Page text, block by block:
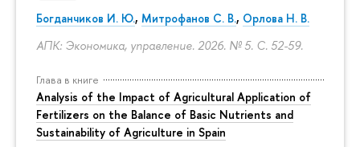
Богданчиков И. Ю., Митрофанов С. В., Орлова Н. В.
АПК: Экономика, управление. 2026. № 5. С. 52-59.
Глава в книге
Analysis of the Impact of Agricultural Application of
Fertilizers on the Balance of Basic Nutrients and
Sustainability of Agriculture in Spain